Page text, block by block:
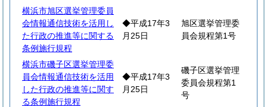
横浜市旭区選挙管理委員
会情報通信技術を活用し
た行政の推進等に関する
条例施行規程
◆平成17年3
月25日
旭区選挙管理委
員会規程第1号
横浜市磯子区選挙管理委
員会情報通信技術を活用
した行政の推進等に関す
る条例施行規程
◆平成17年3
月25日
磯子区選挙管理
委員会規程第1
号